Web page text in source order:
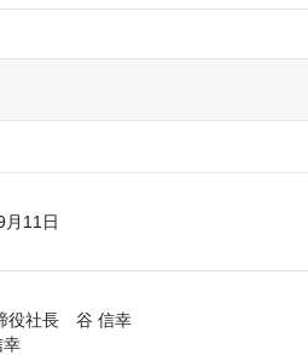
月11日
役社長　谷 信幸
幸